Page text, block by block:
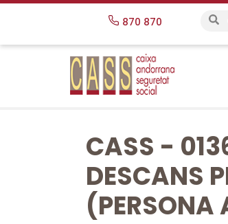
Vés
contingut
870 870
CASS -
DESCANS